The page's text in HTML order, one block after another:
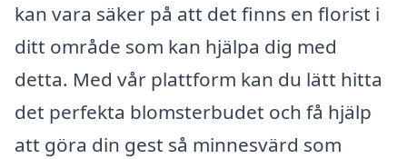
kan vara säker på att det finns en florist i
ditt område som kan hjälpa dig med
detta. Med vår plattform kan du lätt hitta
det perfekta blomsterbudet och få hjälp
att göra din gest så minnesvärd som